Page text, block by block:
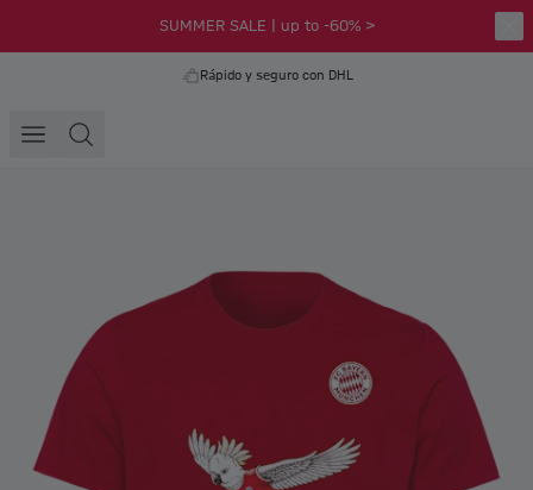
SUMMER SALE | up to -60% >
Rápido y seguro con DHL